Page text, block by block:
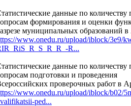
данные по
формирования и оценки
муниципальных образований в
www.onedu.ru/upload/iblock/3e9/
R...
данные по
подготовки и проведения
проверочных работ в
www.onedu.ru/upload/iblock/b02/
ped...